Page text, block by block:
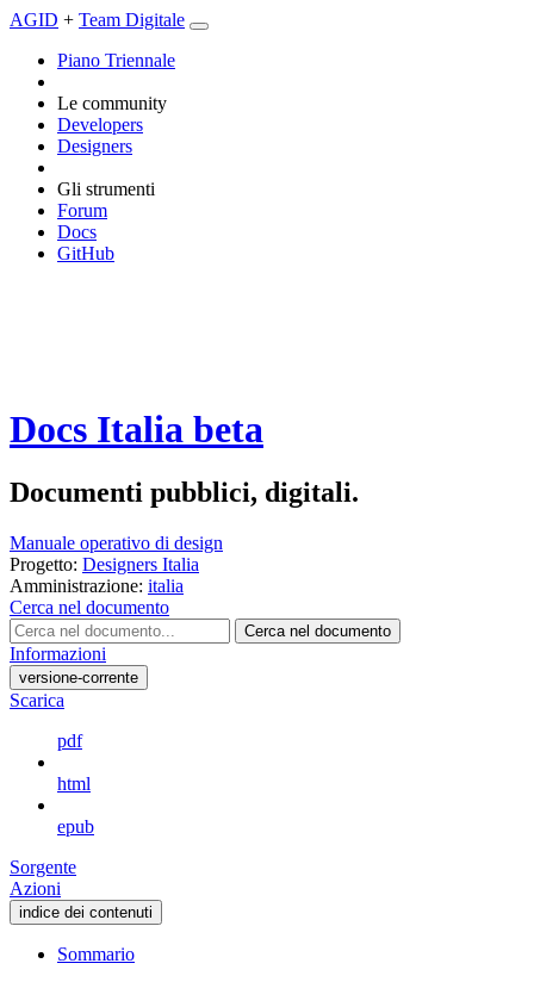
AGID + Team Digitale
Piano Triennale
Le community
Developers
Designers
Gli strumenti
Forum
Docs
GitHub
Docs Italia beta
Documenti pubblici, digitali.
Manuale operativo di design
Progetto: Designers Italia
Amministrazione: italia
Cerca nel documento
Cerca nel documento
Informazioni
versione-corrente
Scarica
pdf
html
epub
Sorgente
Azioni
indice dei contenuti
Sommario